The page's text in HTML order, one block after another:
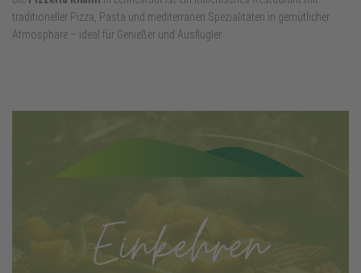
traditioneller Pizza, Pasta und mediterranen Spezialitäten in gemütlicher
Atmosphäre – ideal für Genießer und Ausflügler.